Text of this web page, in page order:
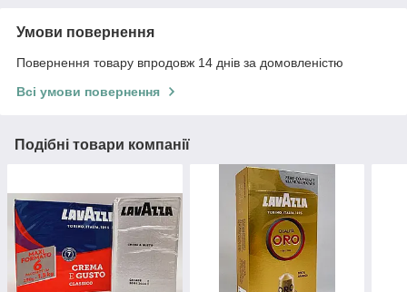
Умови повернення
Повернення товару впродовж 14 днів за домовленістю
Всі умови повернення
Подібні товари компанії